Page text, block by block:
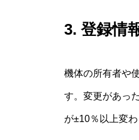
3. 登録情
機体の所有者や
す。変更があっ
が±10％以上変